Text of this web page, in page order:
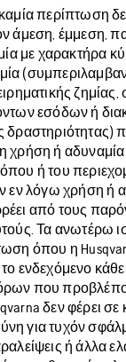
περίπτωση
άμεση, έμμεση,
με χαρακτήρα
εσόδων ή
δραστηριότητας)
χρήση ή
ή του
εν λόγω χρήση ή
από τους
Τα ανωτέρω
όπου η
ενδεχόμενο κάθε
που
δεν φέρει σε
για τυχόν
ή άλλα